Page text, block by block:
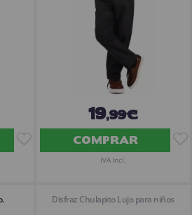
19,99€
COMPRAR
IVA Incl.
Disfraz Chulapito Lujo para niños